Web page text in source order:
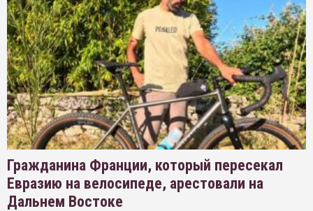
Гражданина Франции, который пересекал
Евразию на велосипеде, арестовали на
Дальнем Востоке